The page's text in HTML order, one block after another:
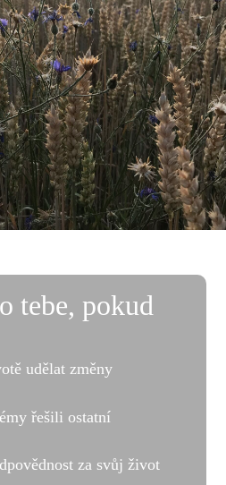
tebe, pokud
udělat změny
řešili ostatní
za svůj život